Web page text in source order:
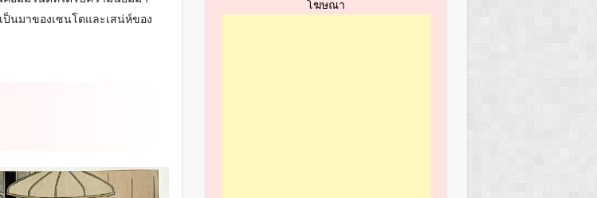
นมาของเซนโตและเสน่ห์ของ
โฆษณา